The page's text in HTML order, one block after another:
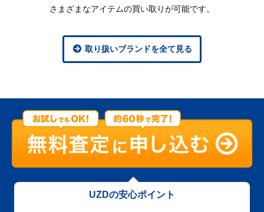
さまざまなアイテムの買い取りが可能です。
取り扱いブランドを全て見る
UZDの安心ポイント